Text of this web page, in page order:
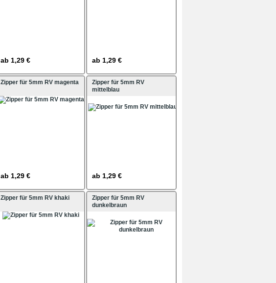
ab 1,29 € ab 1,29 €
Zipper für 5mm RV magenta
ab 1,29 €
Zipper für 5mm RV
mittelblau
ab 1,29 €
Zipper für 5mm RV khaki
Zipper für 5mm RV
dunkelbraun